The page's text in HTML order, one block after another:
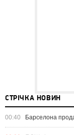
СТРІЧКА НОВИН
00:40 Барселона